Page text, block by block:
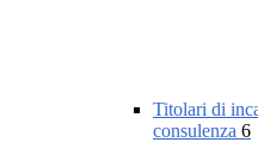
Titolari di
consulenza 6